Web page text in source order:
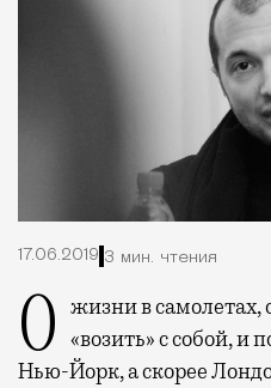
17.06.2019 3 мин. чтения
О жизни в самолетах, о том, что Москву легко «возить» с собой,
Нью-Йорк, а скорее